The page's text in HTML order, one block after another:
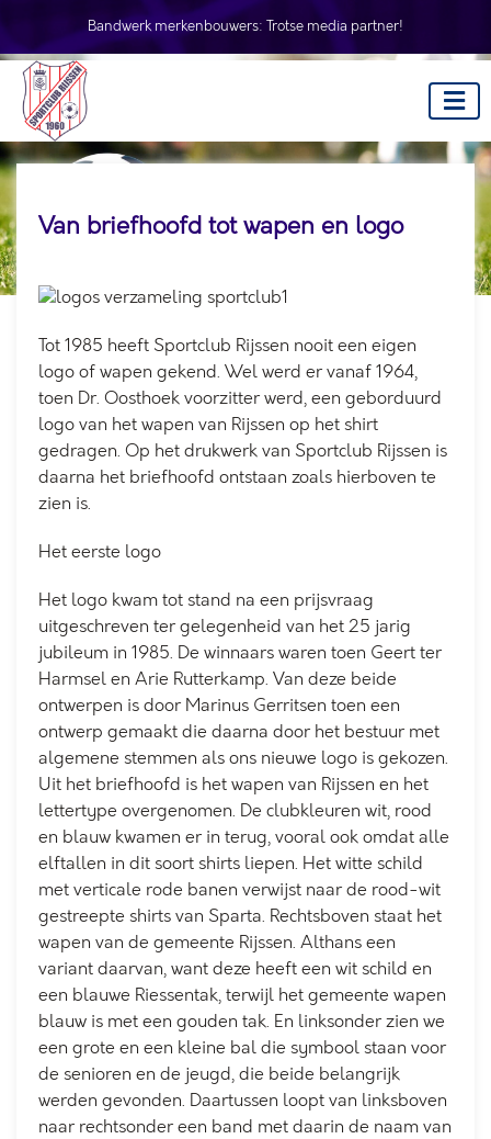
Bandwerk merkenbouwers: Trotse media partner!
Van briefhoofd tot wapen en logo
Tot 1985 heeft Sportclub Rijssen nooit een eigen
logo of wapen gekend. Wel werd er vanaf 1964,
toen Dr. Oosthoek voorzitter werd, een geborduurd
logo van het wapen van Rijssen op het shirt
gedragen. Op het drukwerk van Sportclub Rijssen is
daarna het briefhoofd ontstaan zoals hierboven te
zien is.
Het eerste logo
Het logo kwam tot stand na een prijsvraag
uitgeschreven ter gelegenheid van het 25 jarig
jubileum in 1985. De winnaars waren toen Geert ter
Harmsel en Arie Rutterkamp. Van deze beide
ontwerpen is door Marinus Gerritsen toen een
ontwerp gemaakt die daarna door het bestuur met
algemene stemmen als ons nieuwe logo is gekozen.
Uit het briefhoofd is het wapen van Rijssen en het
lettertype overgenomen. De clubkleuren wit, rood
en blauw kwamen er in terug, vooral ook omdat alle
elftallen in dit soort shirts liepen. Het witte schild
met verticale rode banen verwijst naar de rood-wit
gestreepte shirts van Sparta. Rechtsboven staat het
wapen van de gemeente Rijssen. Althans een
variant daarvan, want deze heeft een wit schild en
een blauwe Riessentak, terwijl het gemeente wapen
blauw is met een gouden tak. En linksonder zien we
een grote en een kleine bal die symbool staan voor
de senioren en de jeugd, die beide belangrijk
werden gevonden. Daartussen loopt van linksboven
naar rechtsonder een band met daarin de naam van